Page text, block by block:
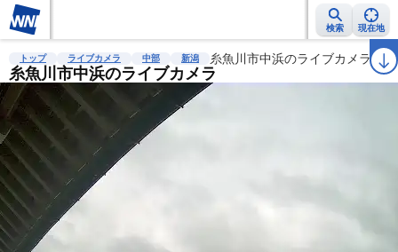
検索 現在地
雨雲レーダー 台風情報 地震情報 警報・注意報 2週間天気 ラ
トップ ライブカメラ 中部 新潟 糸魚川市中浜のライブカメラ
糸魚川市中浜のライブカメラ